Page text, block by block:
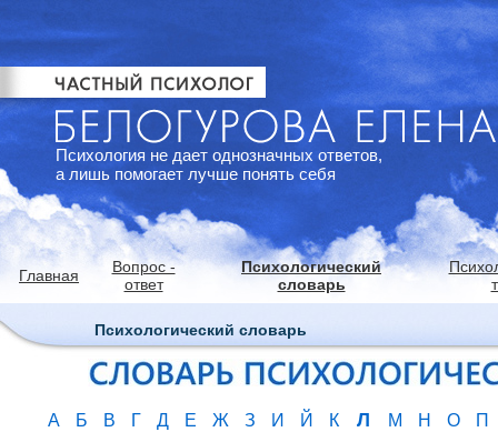
Психология не дает однозначных ответов,
а лишь помогает лучше понять себя
Главная
Вопрос -
ответ
Психологический
словарь
Психологический словарь
А Б В Г Д Е Ж З И Й К Л М Н О
П